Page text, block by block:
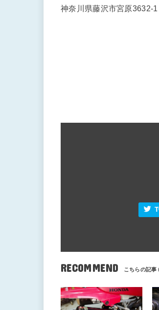
神奈川県藤沢市宮原3632-1
RECOMMEND